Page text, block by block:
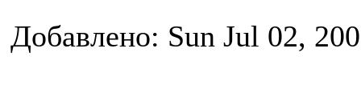
Добавлено: Sun Jul 02,